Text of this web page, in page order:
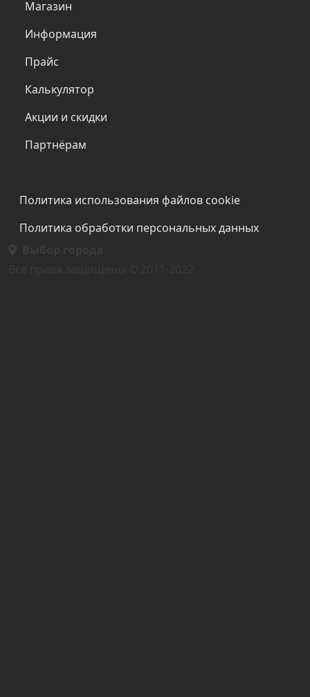
Магазин
Информация
Прайс
Калькулятор
Акции и скидки
Партнёрам
Подвал
Политика использования файлов cookie
Политика обработки персональных данных